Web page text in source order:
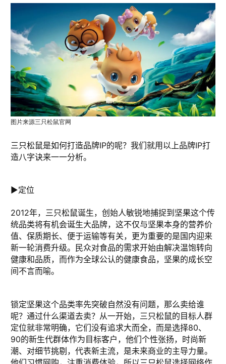
图片来源三只松鼠官网
三只松鼠是如何打造品牌IP的呢？我们就用以上品牌IP打
造八字诀来一一分析。
►定位
2012年，三只松鼠诞生，创始人敏锐地捕捉到坚果这个传
统品类将有机会诞生大品牌，这不仅与坚果本身的营养价
值、保质期长、便于运输等有关，更为重要的是国内迎来
新一轮消费升级。民众对食品的需求开始由解决温饱转向
健康和品质，而作为全球公认的健康食品，坚果的成长空
间不言而喻。
锁定坚果这个品类率先突破自然没有问题，那么卖给谁
呢？通过什么渠道去卖？从一开始，三只松鼠的目标人群
定位就非常明确，它们没有追求大而全，而是选择80、
90的新生代群体作为目标客户，他们个性张扬，时尚新
潮、对细节挑剔，代表新主流，是未来商业的主导力量。